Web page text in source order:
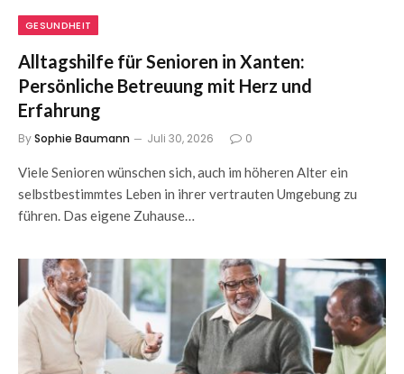
GESUNDHEIT
Alltagshilfe für Senioren in Xanten:
Persönliche Betreuung mit Herz und
Erfahrung
BySophie Baumann Juli 30, 2026 0
Viele Senioren wünschen sich, auch im höheren Alter ein
selbstbestimmtes Leben in ihrer vertrauten Umgebung zu
führen. Das eigene Zuhause…